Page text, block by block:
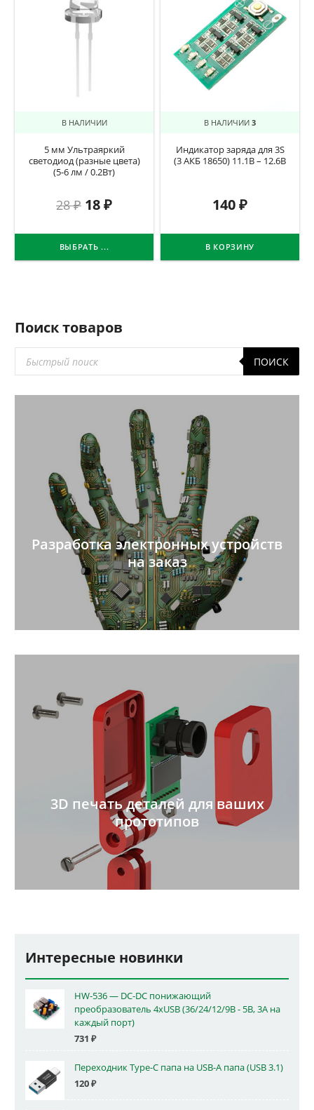
В НАЛИЧИИ
5 мм Ультраяркий
светодиод (разные цвета)
(5-6 лм / 0.2Вт)
28₽ 18₽
ВЫБРАТЬ ...
В НАЛИЧИИ 3
Индикатор заряда для 3S
(3 АКБ 18650) 11.1В – 12.6В
140₽
В КОРЗИНУ
Поиск товаров
товаров
ПОИСК
Разработка электронных устройств
на заказ
3D печать деталей для ваших
прототипов
Интересные новинки
HW-536 — DC-DC понижающий
преобразователь 4xUSB (36/24/12/9В - 5В, 3А на
каждый порт)
731 ₽
Переходник Type-C папа на USB-A папа (USB 3.1)
120₽